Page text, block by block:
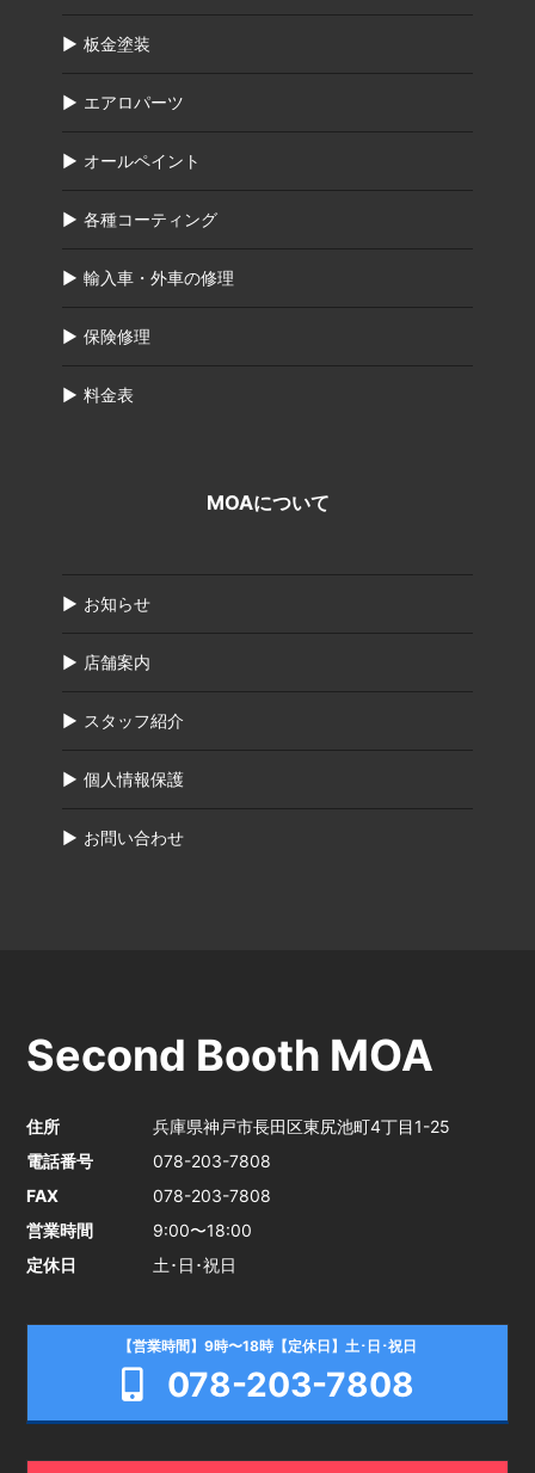
板金塗装
エアロパーツ
オールペイント
各種コーティング
輸入車・外車の修理
保険修理
料金表
MOAについて
お知らせ
店舗案内
スタッフ紹介
個人情報保護
お問い合わせ
Second Booth MOA
住所
兵庫県神戸市長田区東尻池町4丁目1-25
電話番号
078-203-7808
FAX
078-203-7808
営業時間
9:00〜18:00
定休日
土･日･祝日
【営業時間】9時〜18時【定休日】土･日･祝日
078-203-7808